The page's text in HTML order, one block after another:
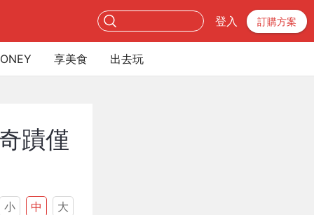
登入 訂購方案
享美食 出去玩
蹟僅
小 中 大